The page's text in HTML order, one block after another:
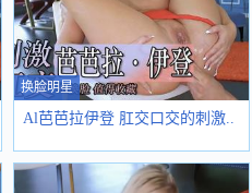
换脸明星
Al芭芭拉伊登 肛交口交的刺激..